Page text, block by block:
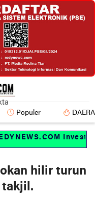
Populer
hilir turun
takjil.